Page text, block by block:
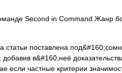
Second in Command Жанр
поставлена
в&#160;неё
если частные критерии